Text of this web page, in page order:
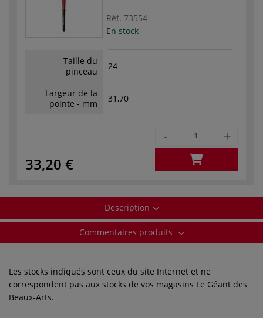
Réf. 73554
En stock
Taille du
pinceau
24
Largeur de la
pointe - mm
31,70
33,20 €
- +
Description
Commentaires produits
Les stocks indiqués sont ceux du site Internet et ne
correspondent pas aux stocks de vos magasins Le Géant des
Beaux-Arts.